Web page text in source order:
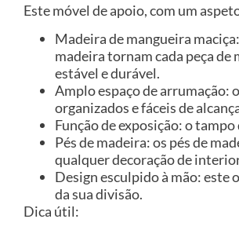
Este móvel de apoio, com um
Madeira de mangueira
madeira tornam cada peça
estável e durável.
Amplo espaço de arrumação:
organizados e fáceis de
Função de exposição: o
Pés de madeira: os pés de
qualquer decoração de
Design esculpido à mão: este
da sua divisão.
Dica útil: